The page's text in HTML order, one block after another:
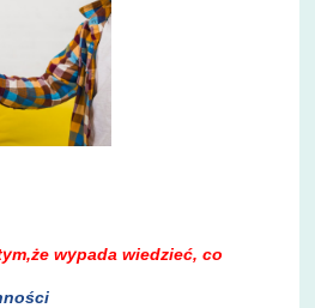
wypada wiedzieć, co